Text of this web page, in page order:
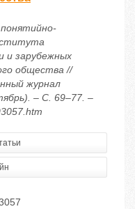
и зарубежных
общества //
журнал
– С. 69–77. –